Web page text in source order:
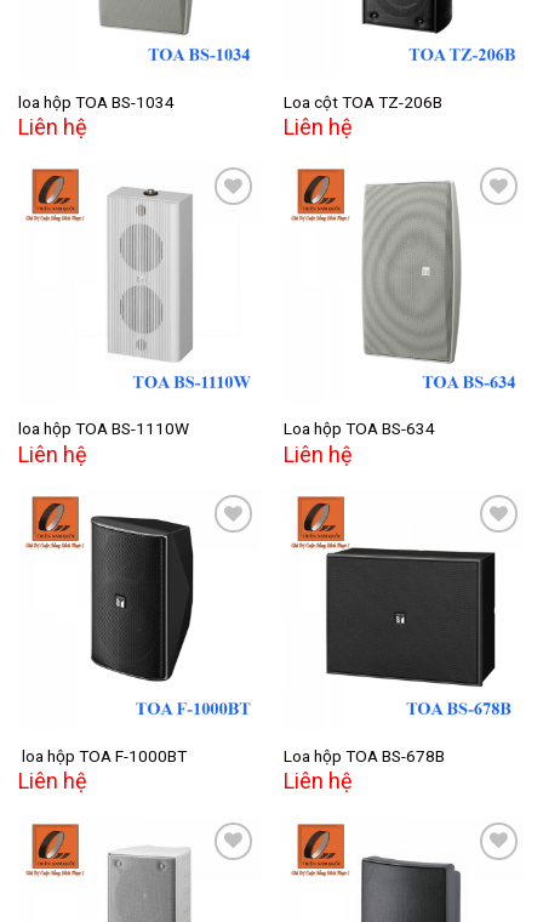
loa hộp TOA BS-1034
Liên hệ
Loa cột TOA TZ-206B
Liên hệ
loa hộp TOA BS-1110W
Liên hệ
Loa hộp TOA BS-634
Liên hệ
loa hộp TOA F-1000BT
Liên hệ
wishlist
Loa hộp TOA BS-678B
Liên hệ